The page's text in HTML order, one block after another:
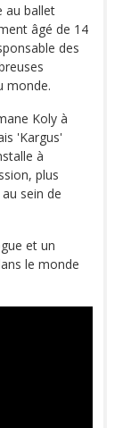
au ballet
âgé de 14
des
monde.
Koly à
'Kargus'
à
plus
sein de
et un
le monde